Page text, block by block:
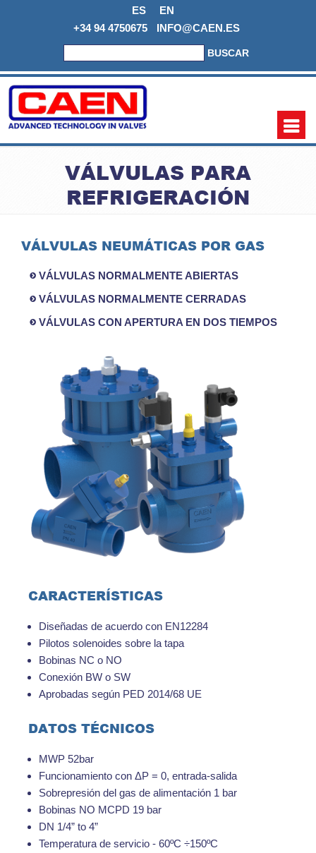
ES
EN
+34 94 4750675
INFO@CAEN.ES
BUSCAR
VÁLVULAS PARA
REFRIGERACIÓN
VÁLVULAS NEUMÁTICAS POR GAS
VÁLVULAS NORMALMENTE ABIERTAS
VÁLVULAS NORMALMENTE CERRADAS
VÁLVULAS CON APERTURA EN DOS TIEMPOS
CARACTERÍSTICAS
Diseñadas de acuerdo con EN12284
Pilotos solenoides sobre la tapa
Bobinas NC o NO
Conexión BW o SW
Aprobadas según PED 2014/68 UE
DATOS TÉCNICOS
MWP 52bar
Funcionamiento con ΔP = 0, entrada-salida
Sobrepresión del gas de alimentación 1 bar
Bobinas NO MCPD 19 bar
DN 1/4” to 4”
Temperatura de servicio - 60ºC ÷150ºC